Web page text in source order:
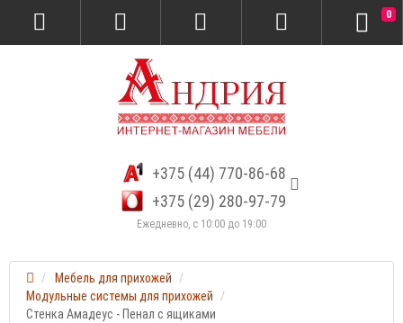
+375 (44) 770-86-68
+375 (29) 280-97-79
Ежедневно, с 10:00 до 19:00
0
Мебель для прихожей
Модульные системы для прихожей
Стенка Амадеус - Пенал с ящиками